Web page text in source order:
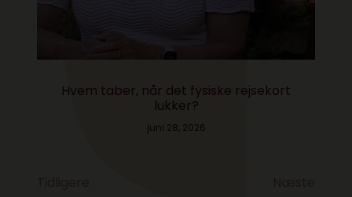
Kære kulturminister- vi skal tale om AI
juni 26, 2026